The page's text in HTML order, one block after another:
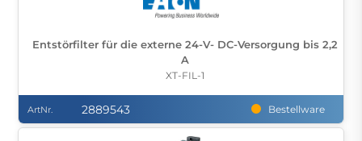
Entstörfilter für die externe 24-V- DC-Versorgung bis 2,2
A
XT-FIL-1
ArtNr. 2889543 Bestellware